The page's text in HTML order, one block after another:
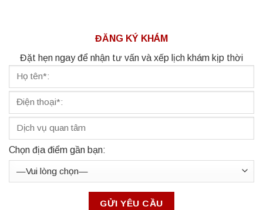
ĐĂNG KÝ KHÁM
Đặt hẹn ngay để nhận tư vấn và xếp lịch khám kịp thời
Chọn địa điểm gần bạn: